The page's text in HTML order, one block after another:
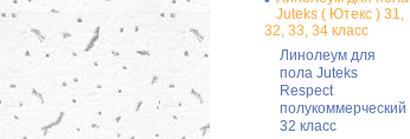
Juteks ( Ютекс ) 31,
32, 33, 34 класс
Линолеум для
пола Juteks
Respeсt
полукоммерческий
32 класс